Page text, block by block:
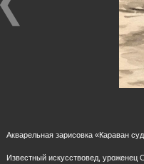
Городская усадьба семьи
Акварельная зарисовка «Караван
Известный искусствовед, уроженец